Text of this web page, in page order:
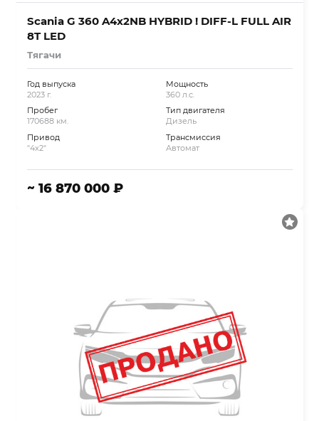
Scania G 360 A4x2NB HYBRID ! DIFF-L FULL AIR
8T LED
Тягачи
Год выпуска
2023 г.
Пробег
170688 км.
Привод
"4x2"
Мощность
360 л.с.
Тип двигателя
Дизель
Трансмиссия
Автомат
~ 16 870 000 ₽